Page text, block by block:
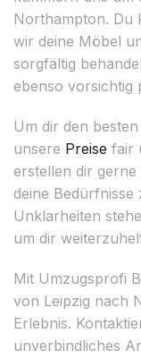
Northampton. Du
wir deine Möbel
sorgfältig
ebenso vorsichtig
Um dir den besten
unsere Preise fair
erstellen dir
deine Bedürfnisse
Unklarheiten
um dir
Mit Umzugsprofi
von Leipzig nach
Erlebnis.
unverbindliches